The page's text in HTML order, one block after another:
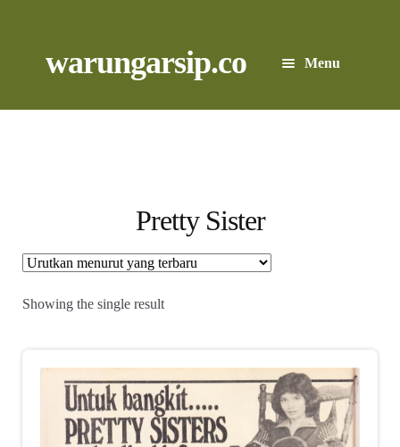
to
to
warungarsip.co Menu
Beranda
Foto
Suara
Cari Arsip
Expand
child
menu
Pretty Sister
Showing the single result